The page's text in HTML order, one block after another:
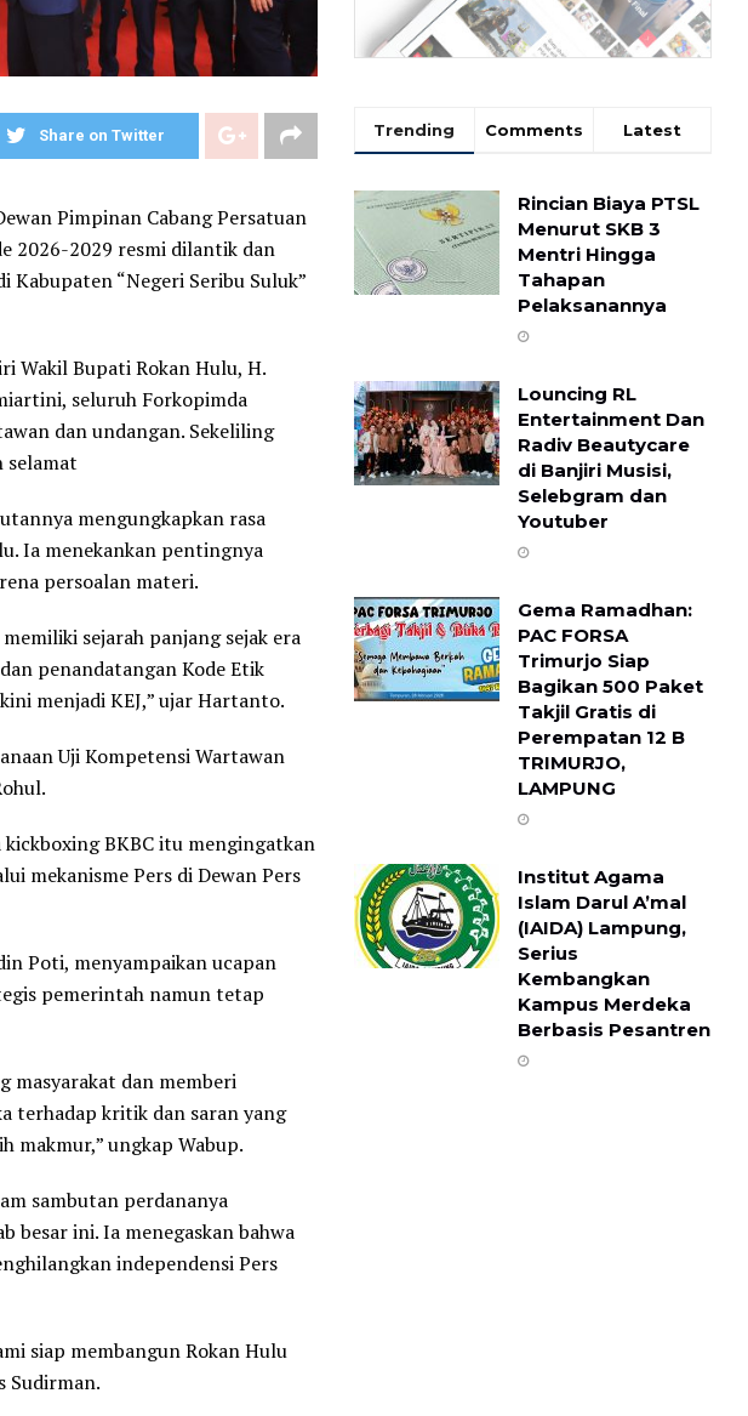
Share on Twitter
Pimpinan Cabang Persatuan
2026-2029 resmi dilantik dan
Kabupaten “Negeri Seribu Suluk”
Wakil Bupati Rokan Hulu, H.
seluruh Forkopimda
dan undangan. Sekeliling
selamat
mengungkapkan rasa
Ia menekankan pentingnya
persoalan materi.
sejarah panjang sejak era
penandatangan Kode Etik
menjadi KEJ,” ujar Hartanto.
Uji Kompetensi Wartawan
BKBC itu mengingatkan
mekanisme Pers di Dewan Pers
Poti, menyampaikan ucapan
pemerintah namun tetap
masyarakat dan memberi
terhadap kritik dan saran yang
makmur,” ungkap Wabup.
sambutan perdananya
besar ini. Ia menegaskan bahwa
independensi Pers
siap membangun Rokan Hulu
Sudirman.
Trending Comments Latest
Rincian Biaya PTSL
Menurut SKB 3
Mentri Hingga
Tahapan
Pelaksanannya
Louncing RL
Entertainment Dan
Radiv Beautycare
di Banjiri Musisi,
Selebgram dan
Youtuber
Gema Ramadhan:
PAC FORSA
Trimurjo Siap
Bagikan 500 Paket
Takjil Gratis di
Perempatan 12 B ​
TRIMURJO,
LAMPUNG
Institut Agama
Islam Darul A’mal
(IAIDA) Lampung,
Serius
Kembangkan
Kampus Merdeka
Berbasis Pesantren